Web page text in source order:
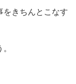
をきちんとこなす